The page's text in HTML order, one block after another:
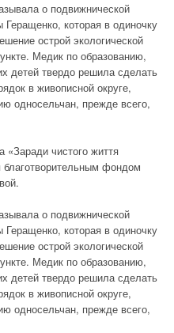
о подвижнической
которая в одиночку
острой экологической
Медик по образованию,
детей твердо решила сделать
в живописной округе,
односельчан, прежде всего,
«Заради чистого життя
благотворительным фондом
о подвижнической
которая в одиночку
острой экологической
Медик по образованию,
детей твердо решила сделать
в живописной округе,
односельчан, прежде всего,